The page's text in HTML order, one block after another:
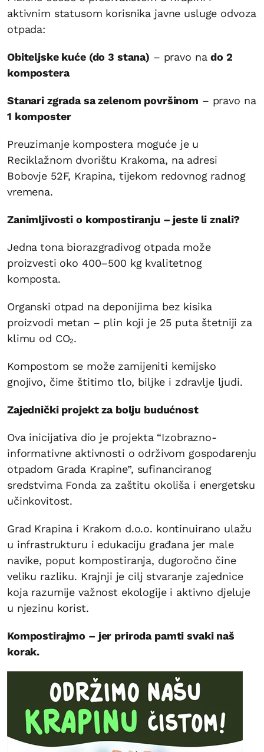
aktivnim statusom korisnika javne usluge odvoza
otpada:
Obiteljske kuće (do 3 stana) – pravo nado 2
kompostera
Stanari zgrada sa zelenom površinom – pravo na
1 komposter
Preuzimanje kompostera moguće je u
Reciklažnom dvorištu Krakoma, na adresi
Bobovje 52F, Krapina, tijekom redovnog radnog
vremena.
Zanimljivosti o kompostiranju – jeste li znali?
Jedna tona biorazgradivog otpada može
proizvesti oko 400–500 kg kvalitetnog
komposta.
Organski otpad na deponijima bez kisika
proizvodi metan – plin koji je 25 puta štetniji za
klimu od CO₂.
Kompostom se može zamijeniti kemijsko
gnojivo, čime štitimo tlo, biljke i zdravlje ljudi.
Zajednički projekt za bolju budućnost
Ova inicijativa dio je projekta “Izobrazno-
informativne aktivnosti o održivom gospodarenju
otpadom Grada Krapine”, sufinanciranog
sredstvima Fonda za zaštitu okoliša i energetsku
učinkovitost.
Grad Krapina i Krakom d.o.o. kontinuirano ulažu
u infrastrukturu i edukaciju građana jer male
navike, poput kompostiranja, dugoročno čine
veliku razliku. Krajnji je cilj stvaranje zajednice
koja razumije važnost ekologije i aktivno djeluje
u njezinu korist.
Kompostirajmo – jer priroda pamti svaki naš
korak.